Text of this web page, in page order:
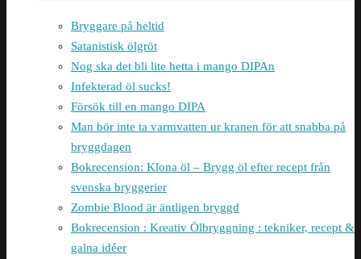
Bryggare på heltid
Satanistisk ölgröt
Nog ska det bli lite hetta i mango DIPAn
Infekterad öl sucks!
Försök till en mango DIPA
Man bör inte ta varmvatten ur kranen för att snabba på
bryggdagen
Bokrecension: Klona öl – Brygg öl efter recept från
svenska bryggerier
Zombie Blood är äntligen bryggd
Bokrecension : Kreativ Ölbryggning : tekniker, recept &
galna idéer